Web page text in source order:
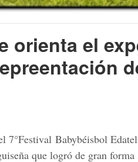
orienta el
7°Festival Babybéisbol
que logró de gran